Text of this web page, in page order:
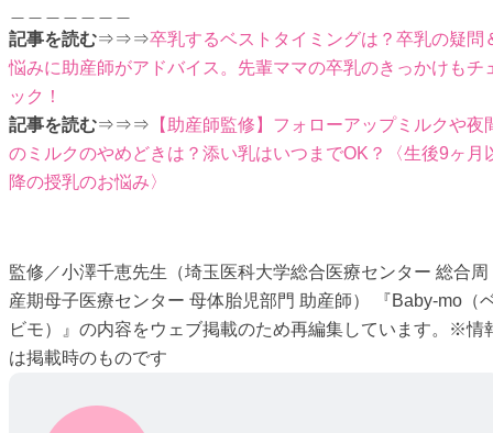
記事を読む⇒⇒⇒卒乳するベストタイミングは？卒乳の疑問
悩みに助産師がアドバイス。先輩ママの卒乳のきっかけもチ
ック！
記事を読む⇒⇒⇒ 【助産師監修】フォローアップミルクや夜
のミルクのやめどきは？添い乳はいつまでOK？〈生後9ヶ月
降の授乳のお悩み〉
監修／小澤千恵先生（埼玉医科大学総合医療センター 総合周
産期母子医療センター 母体胎児部門 助産師） 『Baby-mo（
ビモ）』の内容をウェブ掲載のため再編集しています。※情
は掲載時のものです